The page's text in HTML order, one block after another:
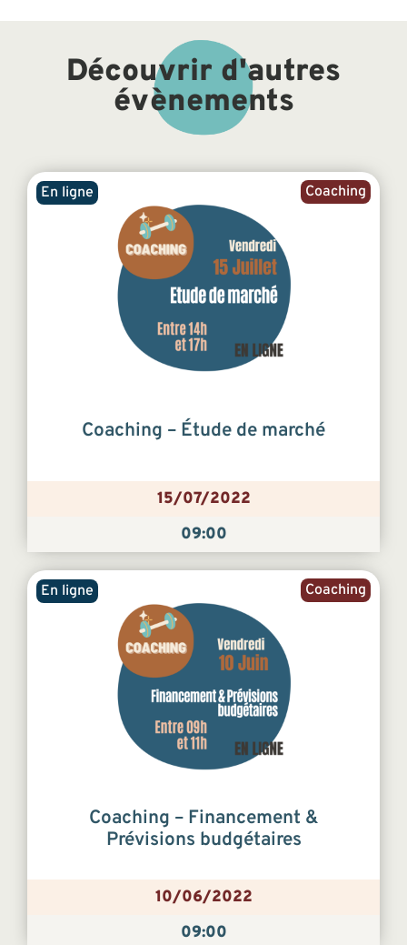
Découvrir d'autres
évènements
Coaching
En ligne
Coaching – Étude de marché
15/07/2022
09:00
Coaching
En ligne
Coaching – Financement &
Prévisions budgétaires
10/06/2022
09:00